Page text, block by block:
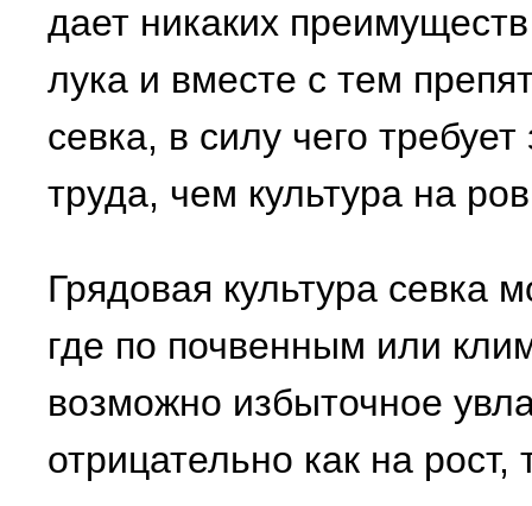
дает никаких
лука и вместе с тем
севка, в силу чего
труда, чем культура на
Грядовая культура севка
где по почвенным или
возможно избыточное
отрицательно как на